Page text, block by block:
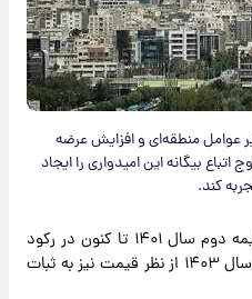
منطقه‌ای و افزایش عرضه
بیگانه این امیدواری را ایجاد
کند.
، بازار مسکن از نیمه دوم سال ۱۴۰۱ تا کنون در رکود
معاملاتی قرار گرفته و از نیمه دوم سال ۱۴۰۳ از نظر قیمت نیز به ثبات